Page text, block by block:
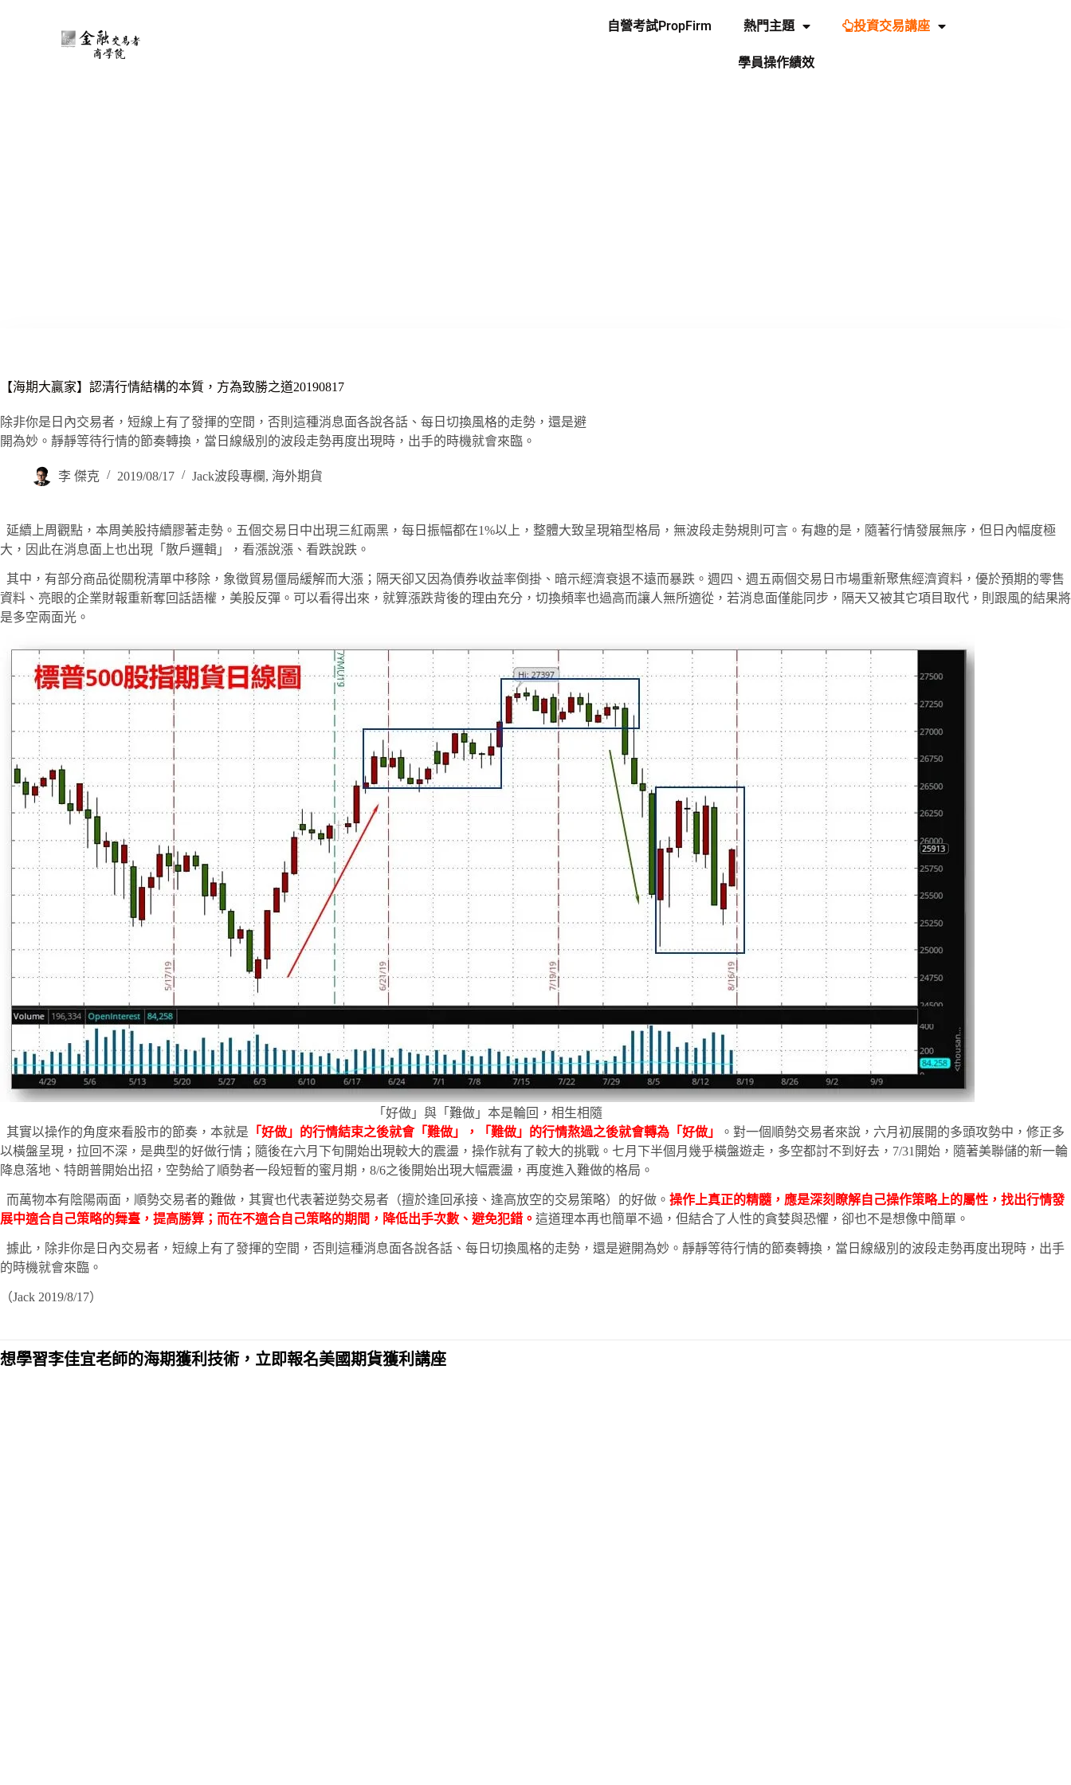
自營考試PropFirm 熱門主題 投資交易講座
學員操作績效
【海期大贏家】認清行情結構的本質，方為致勝之道20190817
除非你是日內交易者，短線上有了發揮的空間，否則這種消息面各說各話、每日切換風格的走勢，還是避
開為妙。靜靜等待行情的節奏轉換，當日線級別的波段走勢再度出現時，出手的時機就會來臨。
李 傑克 2019/08/17 Jack波段專欄, 海外期貨
延續上周觀點，本周美股持續膠著走勢。五個交易日中出現三紅兩黑，每日振幅都在1%以上，整體大致呈現箱型格局，無波段走勢規則可言。有趣的是，隨著行情發展無序，但日內幅度極
大，因此在消息面上也出現「散戶邏輯」，看漲說漲、看跌說跌。
其中，有部分商品從關稅清單中移除，象徵貿易僵局緩解而大漲；隔天卻又因為債券收益率倒掛、暗示經濟衰退不遠而暴跌。週四、週五兩個交易日市場重新聚焦經濟資料，優於預期的零售
資料、亮眼的企業財報重新奪回話語權，美股反彈。可以看得出來，就算漲跌背後的理由充分，切換頻率也過高而讓人無所適從，若消息面僅能同步，隔天又被其它項目取代，則跟風的結果將
是多空兩面光。
「好做」與「難做」本是輪回，相生相隨
其實以操作的角度來看股市的節奏，本就是 「好做」的行情結束之後就會「難做」，「難做」的行情熬過之後就會轉為「好做」
。對一個順勢交易者來說，六月初展開的多頭攻勢中，修正多
以橫盤呈現，拉回不深，是典型的好做行情；隨後在六月下旬開始出現較大的震盪，操作就有了較大的挑戰。七月下半個月幾乎橫盤遊走，多空都討不到好去，7/31開始，隨著美聯儲的新一輪
降息落地、特朗普開始出招，空勢給了順勢者一段短暫的蜜月期，8/6之後開始出現大幅震盪，再度進入難做的格局。
而萬物本有陰陽兩面，順勢交易者的難做，其實也代表著逆勢交易者（擅於逢回承接、逢高放空的交易策略）的好做。 操作上真正的精髓，應是深刻瞭解自己操作策略上的屬性，找出行情發
展中適合自己策略的舞臺，提高勝算；而在不適合自己策略的期間，降低出手次數、避免犯錯。 這道理本再也簡單不過，但結合了人性的貪婪與恐懼，卻也不是想像中簡單。
據此，除非你是日內交易者，短線上有了發揮的空間，否則這種消息面各說各話、每日切換風格的走勢，還是避開為妙。靜靜等待行情的節奏轉換，當日線級別的波段走勢再度出現時，出手
的時機就會來臨。
（Jack 2019/8/17）
想學習李佳宜老師的海期獲利技術，立即報名美國期貨獲利講座